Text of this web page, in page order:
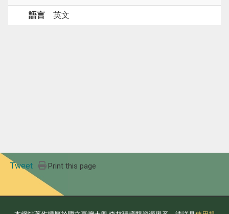
語言 英文
Tweet Print this page